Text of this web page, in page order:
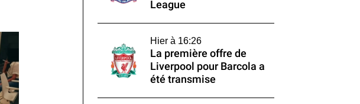
League
Hier à 16:26
La première offre de
Liverpool pour Barcola a
été transmise